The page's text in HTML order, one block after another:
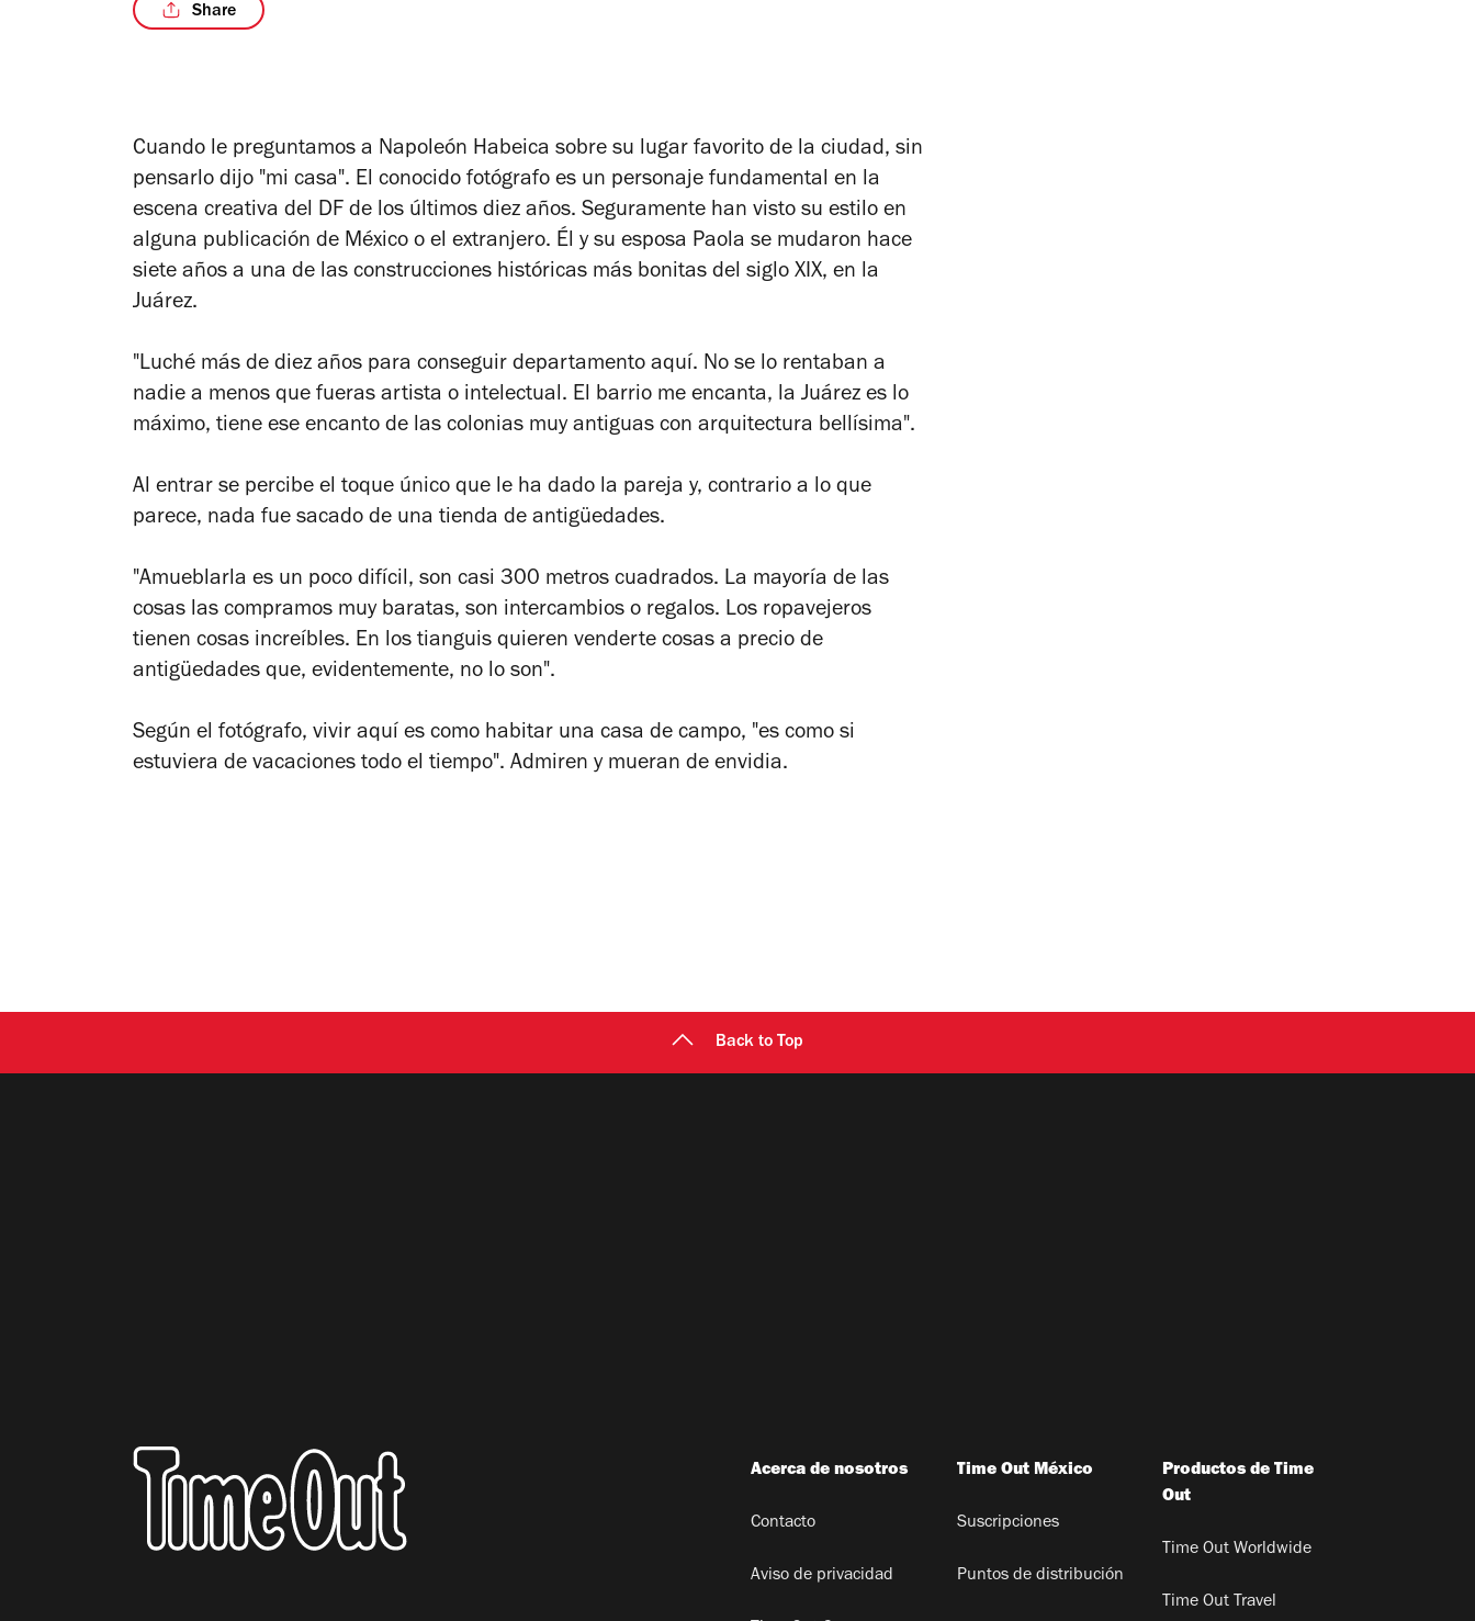
Share
Cuando le preguntamos a Napoleón Habeica sobre su lugar favorito de la ciudad, sin
pensarlo dijo "mi casa". El conocido fotógrafo es un personaje fundamental en la
escena creativa del DF de los últimos diez años. Seguramente han visto su estilo en
alguna publicación de México o el extranjero. Él y su esposa Paola se mudaron hace
siete años a una de las construcciones históricas más bonitas del siglo XIX, en la
Juárez.
"Luché más de diez años para conseguir departamento aquí. No se lo rentaban a
nadie a menos que fueras artista o intelectual. El barrio me encanta, la Juárez es lo
máximo, tiene ese encanto de las colonias muy antiguas con arquitectura bellísima".
Al entrar se percibe el toque único que le ha dado la pareja y, contrario a lo que
parece, nada fue sacado de una tienda de antigüedades.
"Amueblarla es un poco difícil, son casi 300 metros cuadrados. La mayoría de las
cosas las compramos muy baratas, son intercambios o regalos. Los ropavejeros
tienen cosas increíbles. En los tianguis quieren venderte cosas a precio de
antigüedades que, evidentemente, no lo son".
Según el fotógrafo, vivir aquí es como habitar una casa de campo, "es como si
estuviera de vacaciones todo el tiempo". Admiren y mueran de envidia.
Back to Top
Acerca de nosotros
Contacto
Aviso de privacidad
Time Out México
Suscripciones
Puntos de distribución
Productos de Time
Out
Time Out Worldwide
Time Out Travel